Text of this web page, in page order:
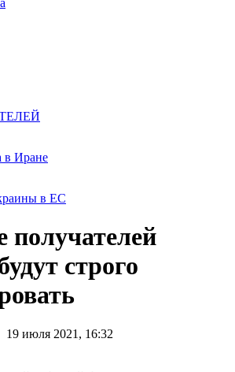
в Иране
в ЕС
получателей
строго
19 июля 2021, 16:32